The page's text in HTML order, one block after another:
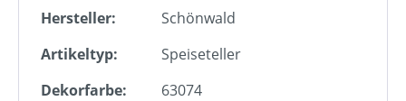
Hersteller:
Schönwald
Artikeltyp:
Speiseteller
Dekorfarbe:
63074